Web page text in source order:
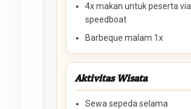
4x makan untuk peserta via
speedboat
Barbeque malam 1x
Aktivitas Wisata
Sewa sepeda selama